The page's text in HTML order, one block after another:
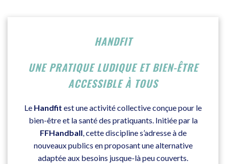
HANDFIT
UNE PRATIQUE LUDIQUE ET BIEN-ÊTRE
ACCESSIBLE À TOUS
Le Handfit est une activité collective conçue pour le
bien-être et la santé des pratiquants. Initiée par la
FFHandball, cette discipline s’adresse à de
nouveaux publics en proposant une alternative
adaptée aux besoins jusque-là peu couverts.